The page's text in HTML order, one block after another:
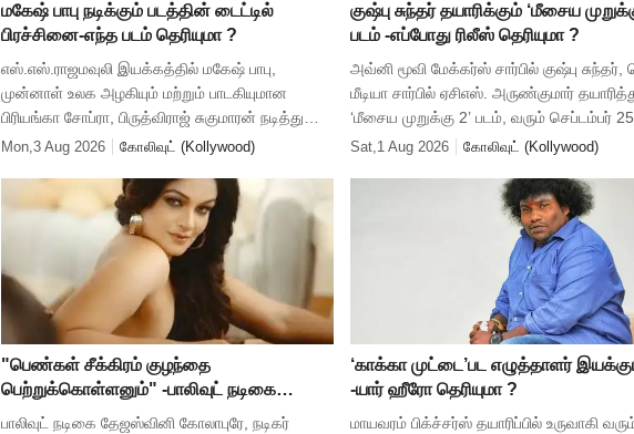
மகேஷ் பாபு நடிக்கும் படத்தின் டைட்டில்
பிரச்சினை-எந்த படம் தெரியுமா ?
எஸ்.எஸ்.ராஜமவுலி இயக்கத்தில் மகேஷ் பாபு,
முன்னாள் உலக அழகியும் மற்றும் பாடகியுமான
பிரியங்கா சோப்ரா, பிருத்விராஜ் சுகுமாரன் நடித்து
வரும் பான்வேர்ல்ட் படம், ‘வாரணாசி’. இ்ந்த தலைப்பை
Mon,3 Aug 2026 கோலிவுட் (Kollywood)
குஷ்பு சுந்தர் தயாரிக்கும் ‘மீசைய
படம் -எப்போது ரிலீஸ் தெரியுமா ?
அவ்னி மூவி மேக்கர்ஸ் சார்பில் குஷ்பு
மீடியா சார்பில் ஏசிஎஸ். அருண்குமார்
‘மீசைய முறுக்கு 2’ படம், வரும் செப்டம்பர்
ரிலீசாகிறது. ‘மீசைய முறுக்கு 2’ படம் குறித்து
Sat,1 Aug 2026 கோலிவுட் (Kollywood)
"பெண்கள் சீக்கிரம் குழந்தை
பெற்றுக்கொள்ளனும்" -பாலிவுட் நடிகை
தேஜஸ்வினி கோலாபுரே
பாலிவுட் நடிகை தேஜஸ்வினி கோலாபுரே, நடிகர்
‘காக்கா முட்டை’பட எழுத்தாளர்
-யார் ஹீரோ தெரியுமா ?
மாயவரம் பிக்ச்சர்ஸ் தயாரிப்பில் உருவாகி